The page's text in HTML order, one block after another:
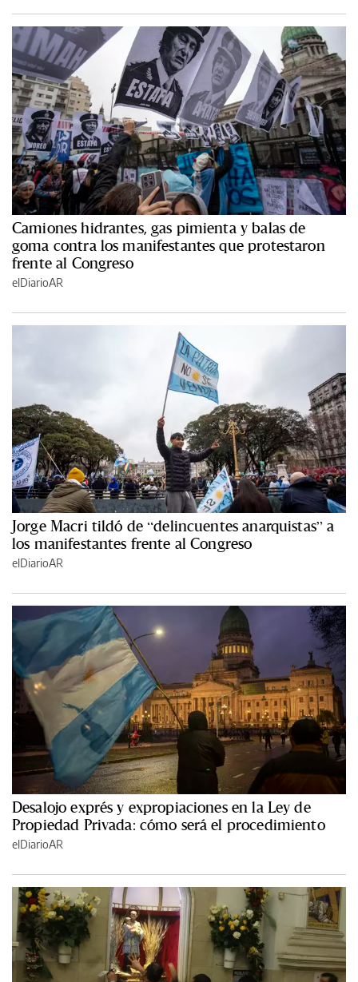
Camiones hidrantes, gas pimienta y balas de
goma contra los manifestantes que protestaron
frente al Congreso
elDiarioAR
Jorge Macri tildó de “delincuentes anarquistas” a
los manifestantes frente al Congreso
elDiarioAR
Desalojo exprés y expropiaciones en la Ley de
Propiedad Privada: cómo será el procedimiento
elDiarioAR